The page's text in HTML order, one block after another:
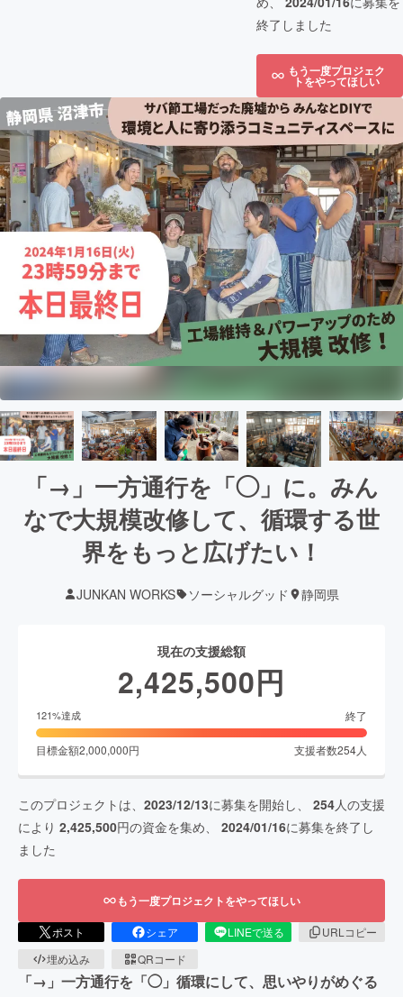
終了しました
もう一度プロジェク
トをやってほしい
「→」一方通行を「◯」に。みん
なで大規模改修して、循環する世
界をもっと広げたい！
JUNKAN WORKS ソーシャルグッド 静岡県
現在の支援総額
2,425,500円
121%達成 終了
目標金額2,000,000円 支援者数254人
このプロジェクトは、 2023/12/13に募集を開始し、 254人の支援
により 2,425,500円の資金を集め、 2024/01/16に募集を終了し
ました
もう一度プロジェクトをやってほしい
ポスト シェア LINEで送る
URLコピー
埋め込み
QRコード
「→」一方通行を「◯」循環にして、思いやりがめぐる